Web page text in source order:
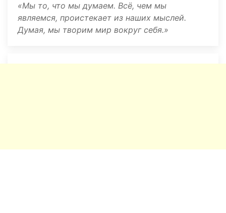
Мы то, что мы думаем. Всё, чем мы
являемся, проистекает из наших мыслей.
Думая, мы творим мир вокруг себя.